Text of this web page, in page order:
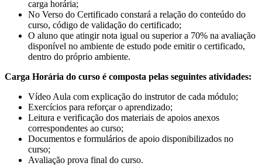
carga horária;
No Verso do Certificado constará a relação do conteúdo do
curso, código de validação do certificado;
O aluno que atingir nota igual ou superior a 70% na avaliação
disponível no ambiente de estudo pode emitir o certificado,
dentro do próprio ambiente.
Carga Horária do curso é composta pelas seguintes atividades:
Vídeo Aula com explicação do instrutor de cada módulo;
Exercícios para reforçar o aprendizado;
Leitura e verificação dos materiais de apoios anexos
correspondentes ao curso;
Documentos e formulários de apoio disponibilizados no
curso;
Avaliação prova final do curso.